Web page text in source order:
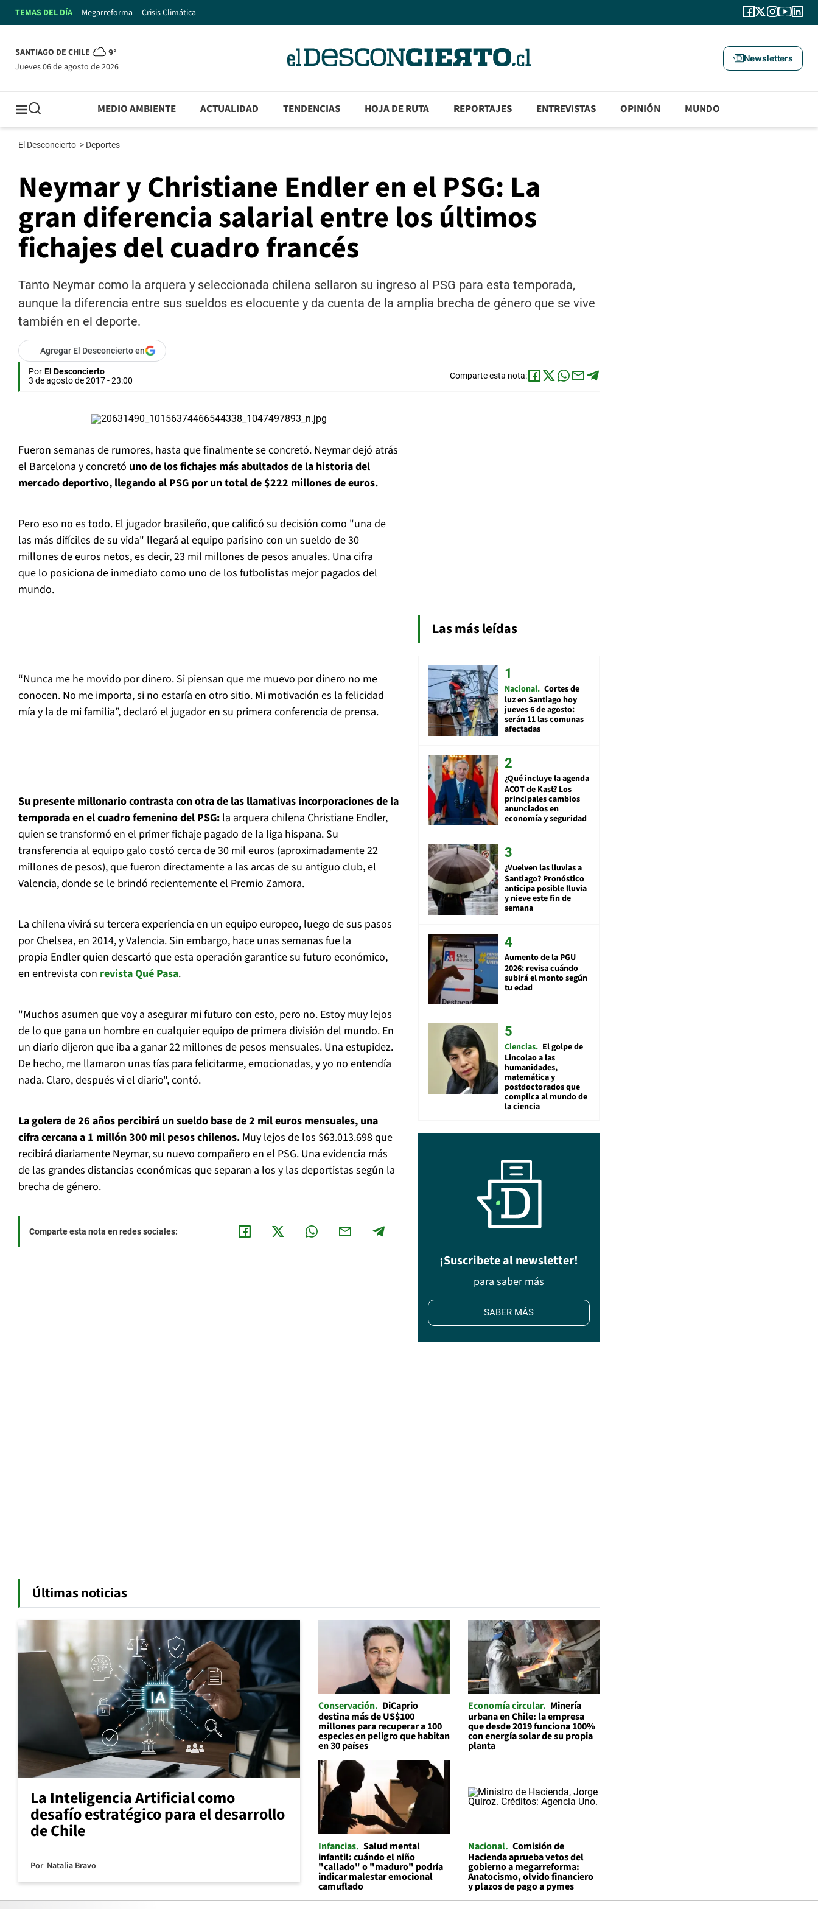
TEMAS DEL DÍA Megarreforma Crisis Climática
SANTIAGO DE CHILE 9°
jueves 06 de agosto de 2026
Newsletters
MEDIO AMBIENTE ACTUALIDAD TENDENCIAS HOJA DE RUTA REPORTAJES ENTREVISTAS OPINIÓN MUNDO
El Desconcierto > Deportes
Neymar y Christiane Endler en el PSG: La
gran diferencia salarial entre los últimos
fichajes del cuadro francés
Tanto Neymar como la arquera y seleccionada chilena sellaron su ingreso al PSG para esta temporada,
aunque la diferencia entre sus sueldos es elocuente y da cuenta de la amplia brecha de género que se vive
también en el deporte.
Agregar El Desconcierto en
Por El Desconcierto
3 de agosto de 2017 - 23:00
Comparte esta nota:
Fueron semanas de rumores, hasta que finalmente se concretó. Neymar dejó atrás
el Barcelona y concretó uno de los fichajes más abultados de la historia del
mercado deportivo, llegando al PSG por un total de $222 millones de euros.
Pero eso no es todo. El jugador brasileño, que calificó su decisión como "una de
las más difíciles de su vida" llegará al equipo parisino con un sueldo de 30
millones de euros netos, es decir, 23 mil millones de pesos anuales. Una cifra
que lo posiciona de inmediato como uno de los futbolistas mejor pagados del
mundo.
“Nunca me he movido por dinero. Si piensan que me muevo por dinero no me
conocen. No me importa, si no estaría en otro sitio. Mi motivación es la felicidad
mía y la de mi familia”, declaró el jugador en su primera conferencia de prensa.
Su presente millonario contrasta con otra de las llamativas incorporaciones de la
temporada en el cuadro femenino del PSG: la arquera chilena Christiane Endler,
quien se transformó en el primer fichaje pagado de la liga hispana. Su
transferencia al equipo galo costó cerca de 30 mil euros (aproximadamente 22
millones de pesos), que fueron directamente a las arcas de su antiguo club, el
Valencia, donde se le brindó recientemente el Premio Zamora.
La chilena vivirá su tercera experiencia en un equipo europeo, luego de sus pasos
por Chelsea, en 2014, y Valencia. Sin embargo, hace unas semanas fue la
propia Endler quien descartó que esta operación garantice su futuro económico,
en entrevista con revista Qué Pasa.
"Muchos asumen que voy a asegurar mi futuro con esto, pero no. Estoy muy lejos
de lo que gana un hombre en cualquier equipo de primera división del mundo. En
un diario dijeron que iba a ganar 22 millones de pesos mensuales. Una estupidez.
De hecho, me llamaron unas tías para felicitarme, emocionadas, y yo no entendía
nada. Claro, después vi el diario", contó.
La golera de 26 años percibirá un sueldo base de 2 mil euros mensuales, una
cifra cercana a 1 millón 300 mil pesos chilenos. Muy lejos de los $63.013.698 que
recibirá diariamente Neymar, su nuevo compañero en el PSG. Una evidencia más
de las grandes distancias económicas que separan a los y las deportistas según la
brecha de género.
Comparte esta nota en redes sociales:
Las más leídas
Nacional Cortes de
luz en Santiago hoy
jueves 6 de agosto:
serán 11 las comunas
afectadas
¿Qué incluye la agenda
ACOT de Kast? Los
principales cambios
anunciados en
economía y seguridad
¿Vuelven las lluvias a
Santiago? Pronóstico
anticipa posible lluvia
y nieve este fin de
semana
Aumento de la PGU
2026: revisa cuándo
subirá el monto según
tu edad
Ciencias El golpe de
Lincolao a las
humanidades,
matemática y
postdoctorados que
complica al mundo de
la ciencia
¡Suscribete al newsletter!
para saber más
SABER MÁS
Últimas noticias
La Inteligencia Artificial como
desafío estratégico para el desarrollo
de Chile
Por Natalia Bravo
Conservación
DiCaprio
destina más de US$100
millones para recuperar a 100
especies en peligro que habitan
en 30 países
Economía circular Minería
urbana en Chile: la empresa
que desde 2019 funciona 100%
con energía solar de su propia
planta
Infancias Salud mental
infantil: cuándo el niño
"callado" o "maduro" podría
indicar malestar emocional
camuflado
Nacional Comisión de
Hacienda aprueba vetos del
gobierno a megarreforma:
Anatocismo, olvido financiero
y plazos de pago a pymes